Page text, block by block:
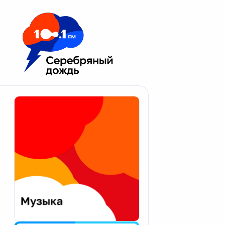
Москва 100.1 FM
Апатиты
Екатеринбург
Калининград
Калуга